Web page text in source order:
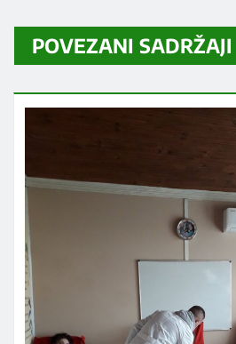
POVEZANI SADRŽAJI